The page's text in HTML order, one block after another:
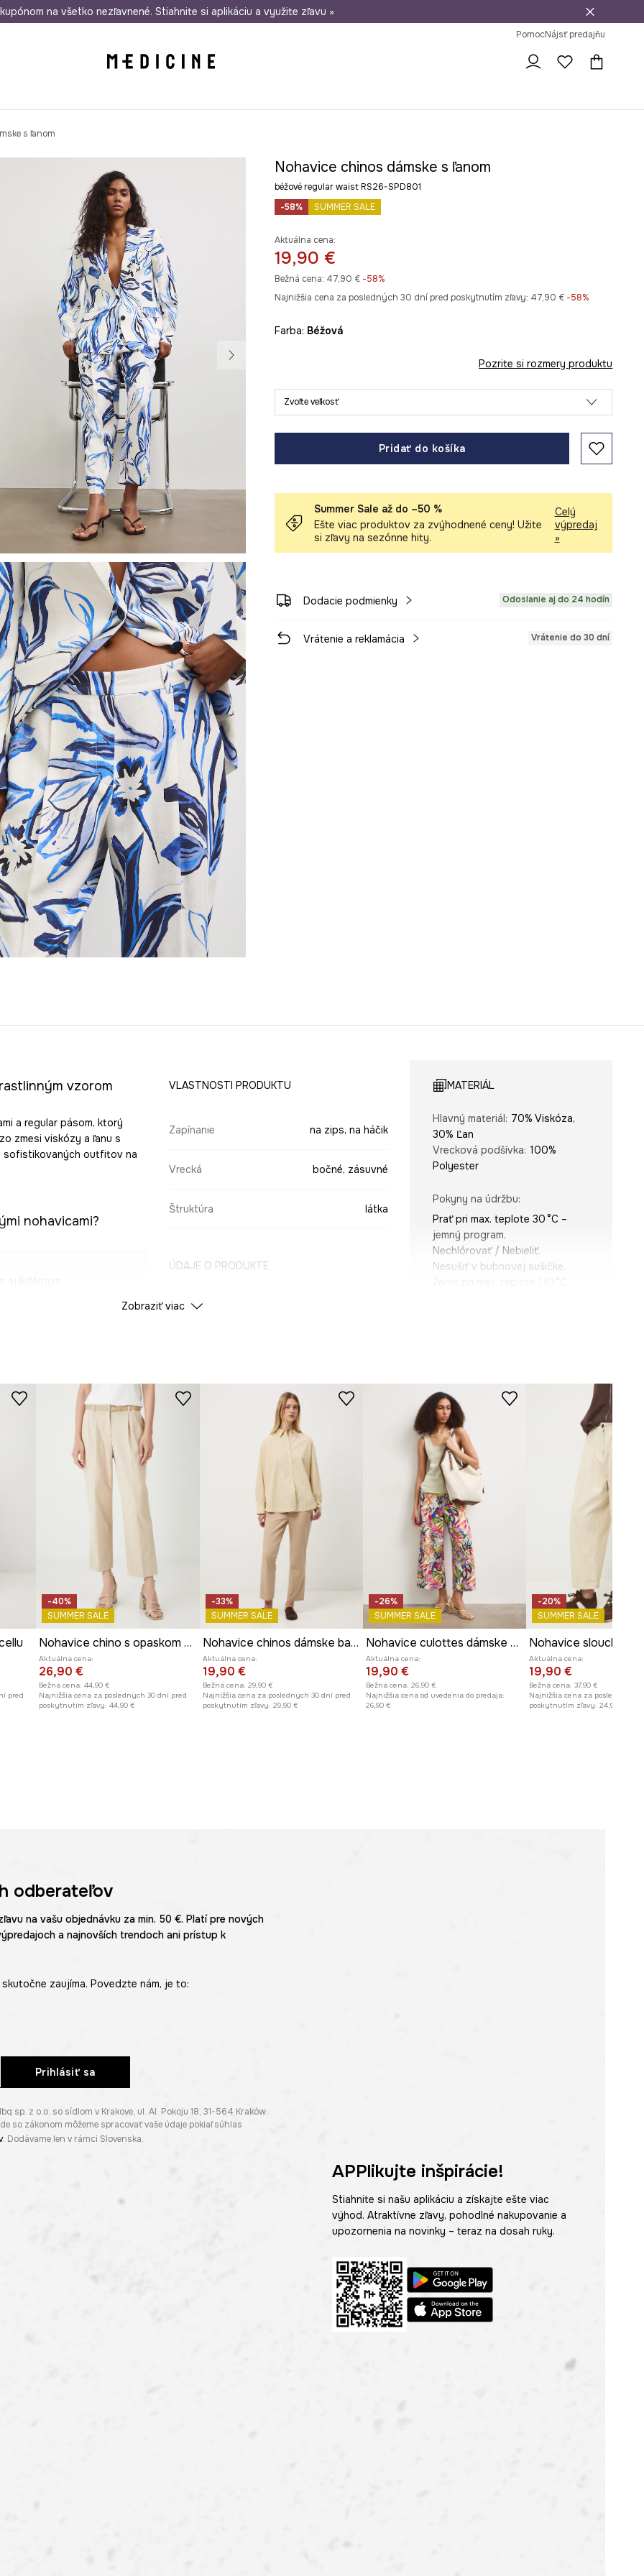
od 50 € Odoslanie aj do 24 hodín 30 dní na vrátenie tovaru
kupónom na všetko nezľavnené. Stiahnite si aplikáciu a využite zľavu »
PomocNájsť predajňu
s ľanom
Nohavice chinos dámske s ľanom
béžové regular waist RS26-SPD801
-58%
SUMMER SALE
Aktuálna cena:
19,90 €
Bežná cena: 47,90 €-58%
Najnižšia cena za posledných 30 dní pred poskytnutím zľavy: 47,90 € -58%
Farba: béžová
Pozrite si rozmery produktu
Zvoľte veľkosť
Pridať do košíka
Summer Sale až do –50 %
Ešte viac produktov za zvýhodnené ceny! Užite
si zľavy na sezónne hity.
Celý
výpredaj
»
Dodacie podmienky Odoslanie aj do 24 hodín
Vrátenie a reklamácia Vrátenie do 30 dní
vzorom
a regular pásom, ktorý
zmesi viskózy a ľanu s
sofistikovaných outfitov na
nohavicami?
pri nosení.
VLASTNOSTI PRODUKTU
Zapínanie na zips, na háčik
Vrecká bočné, zásuvné
Štruktúra látka
ÚDAJE O PRODUKTE
Farba
Výrobca
MATERIÁL
Hlavný materiál: 70% Viskóza,
30% Ľan
Vrecková podšívka: 100%
Polyester
Pokyny na údržbu:
Prať pri max. teplote 30 °C –
jemný program.
Nechlórovať / Nebieliť.
Nesušiť v bubnovej sušičke.
regular waist
Strih: regular fit
ROZMERY
Vnútorná dĺžka nohavíc
Šírka nohavíc na spodku
Rozmery uvedené pre veľkosť
S.
Šírka v páse
Výška sedu
Šírka v bokoch
Modelka je vysoká 174 cm a má
na sebe veľkosť S
Pozrite si rozmery produktu
Zobraziť viac
pred
-40%
SUMMER SALE
Nohavice chino s opaskom hladké
Aktuálna cena:
26,90 €
Bežná cena: 44,90 €
Najnižšia cena za posledných 30 dní pred
poskytnutím zľavy: 44,90 €
-33%
SUMMER SALE
Nohavice chinos dámske bavlnené s elastanom
Aktuálna cena:
19,90 €
Bežná cena: 29,90 €
Najnižšia cena za posledných 30 dní pred
poskytnutím zľavy: 29,90 €
-26%
SUMMER SALE
Nohavice culottes dámske s motívom zeleniny
Aktuálna cena:
19,90 €
Bežná cena: 26,90 €
Najnižšia cena od uvedenia do predaja:
26,90 €
-20%
SUMMER SALE
Nohavice slouchy
Aktuálna cena:
19,90 €
Bežná cena: 37,90 €
Najnižšia cena za posledných
poskytnutím zľavy: 24,90 €
odberateľov
na vašu objednávku za min. 50 €. Platí pre nových
a najnovších trendoch ani prístup k
zaujíma. Povedzte nám, je to:
Prihlásiť sa
z o.o. so sídlom v Krakove, ul. Al. Pokoju 18, 31-564 Kraków.
so zákonom môžeme spracovať vaše údaje pokiaľ súhlas
. Dodávame len v rámci Slovenska.
APPlikujte inšpirácie!
Stiahnite si našu aplikáciu a získajte ešte viac
výhod. Atraktívne zľavy, pohodlné nakupovanie a
upozornenia na novinky – teraz na dosah ruky.